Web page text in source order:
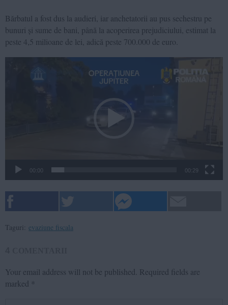
Bărbatul a fost dus la audieri, iar anchetatorii au pus sechestru pe
bunuri și sume de bani, până la acoperirea prejudiciului, estimat la
peste 4,5 milioane de lei, adică peste 700.000 de euro.
00:00 00:29
Taguri: evaziune fiscala
Your email address will not be published. Required fields are
marked *